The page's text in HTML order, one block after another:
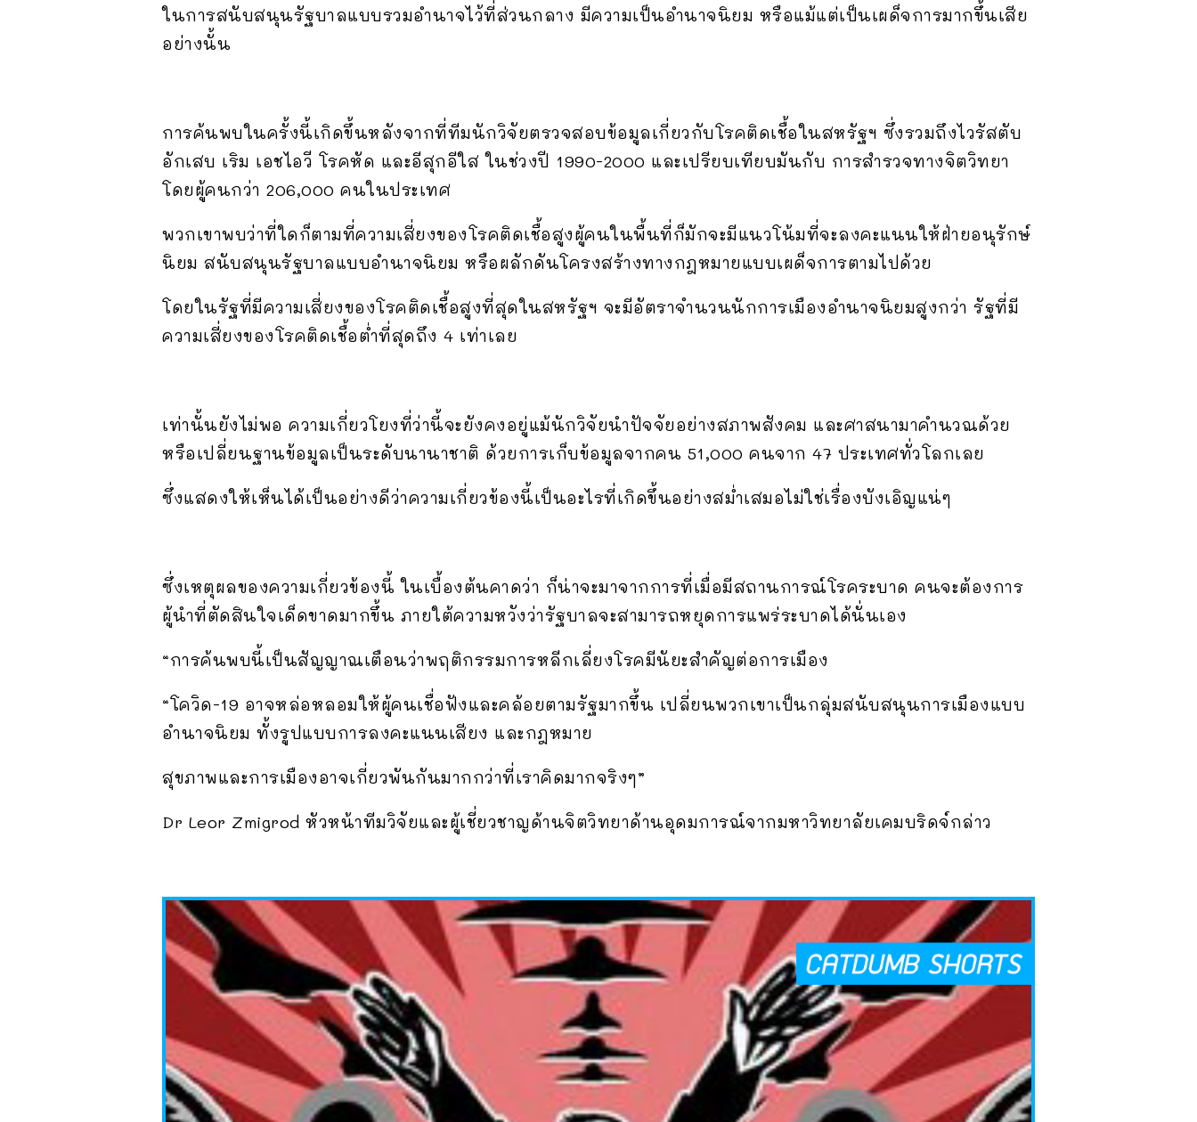
ในการสนับสนุนรัฐบาลแบบรวมอำนาจไว้ที่ส่วนกลาง มีความเป็นอำนาจนิยม หรือแม้แต่เป็นเผด็จการมากขึ้นเสีย
อย่างนั้น
การค้นพบในครั้งนี้เกิดขึ้นหลังจากที่ทีมนักวิจัยตรวจสอบข้อมูลเกี่ยวกับโรคติดเชื้อในสหรัฐฯ ซึ่งรวมถึงไวรัสตับ
อักเสบ เริม เอชไอวี โรคหัด และอีสุกอีใส ในช่วงปี 1990-2000 และเปรียบเทียบมันกับ การสำรวจทางจิตวิทยา
โดยผู้คนกว่า 206,000 คนในประเทศ
พวกเขาพบว่าที่ใดก็ตามที่ความเสี่ยงของโรคติดเชื้อสูงผู้คนในพื้นที่ก็มักจะมีแนวโน้มที่จะลงคะแนนให้ฝ่ายอนุรักษ์
นิยม สนับสนุนรัฐบาลแบบอำนาจนิยม หรือผลักดันโครงสร้างทางกฎหมายแบบเผด็จการตามไปด้วย
โดยในรัฐที่มีความเสี่ยงของโรคติดเชื้อสูงที่สุดในสหรัฐฯ จะมีอัตราจำนวนนักการเมืองอำนาจนิยมสูงกว่า รัฐที่มี
ความเสี่ยงของโรคติดเชื้อต่ำที่สุดถึง 4 เท่าเลย
เท่านั้นยังไม่พอ ความเกี่ยวโยงที่ว่านี้จะยังคงอยู่แม้นักวิจัยนำปัจจัยอย่างสภาพสังคม และศาสนามาคำนวณด้วย
หรือเปลี่ยนฐานข้อมูลเป็นระดับนานาชาติ ด้วยการเก็บข้อมูลจากคน 51,000 คนจาก 47 ประเทศทั่วโลกเลย
ซึ่งแสดงให้เห็นได้เป็นอย่างดีว่าความเกี่ยวข้องนี้เป็นอะไรที่เกิดขึ้นอย่างสม่ำเสมอไม่ใช่เรื่องบังเอิญแน่ๆ
ซึ่งเหตุผลของความเกี่ยวข้องนี้ ในเบื้องต้นคาดว่า ก็น่าจะมาจากการที่เมื่อมีสถานการณ์โรคระบาด คนจะต้องการ
ผู้นำที่ตัดสินใจเด็ดขาดมากขึ้น ภายใต้ความหวังว่ารัฐบาลจะสามารถหยุดการแพร่ระบาดได้นั่นเอง
“การค้นพบนี้เป็นสัญญาณเตือนว่าพฤติกรรมการหลีกเลี่ยงโรคมีนัยะสำคัญต่อการเมือง
“โควิด-19 อาจหล่อหลอมให้ผู้คนเชื่อฟังและคล้อยตามรัฐมากขึ้น เปลี่ยนพวกเขาเป็นกลุ่มสนับสนุนการเมืองแบบ
อำนาจนิยม ทั้งรูปแบบการลงคะแนนเสียง และกฎหมาย
สุขภาพและการเมืองอาจเกี่ยวพันกันมากกว่าที่เราคิดมากจริงๆ”
Dr Leor Zmigrod หัวหน้าทีมวิจัยและผู้เชี่ยวชาญด้านจิตวิทยาด้านอุดมการณ์จากมหาวิทยาลัยเคมบริดจ์กล่าว